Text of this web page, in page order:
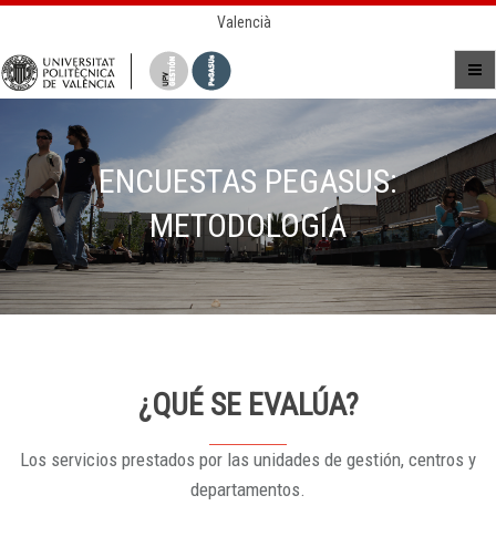
Valencià
ENCUESTAS PEGASUS:
METODOLOGÍA
¿QUÉ SE EVALÚA?
Los servicios prestados por las unidades de gestión, centros y
departamentos.